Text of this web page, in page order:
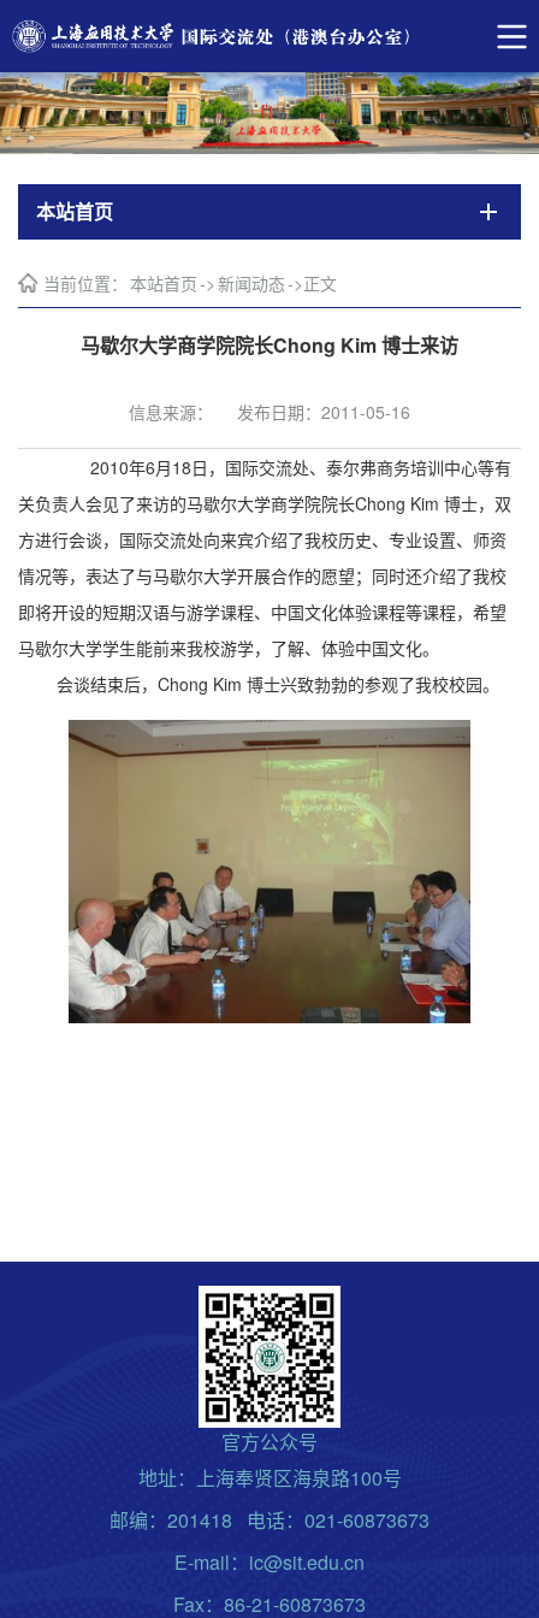
本站首页
当前位置： 本站首页->新闻动态->正文
马歇尔大学商学院院长Chong Kim 博士来访
信息来源： 发布日期：2011-05-16
2010年6月18日 ，国际交流处、泰尔弗商务培训中心等有
关负责人会见了来访的马歇尔大学商学院院长Chong Kim 博士，双
方进行会谈，国际交流处向来宾介绍了我校历史、专业设置、师资
情况等，表达了与马歇尔大学开展合作的愿望；同时还介绍了我校
即将开设的短期汉语与游学课程、中国文化体验课程等课程，希望
马歇尔大学学生能前来我校游学，了解、体验中国文化。
会谈结束后， Chong Kim 博士兴致勃勃的参观了我校校园。
官方公众号
地址：上海奉贤区海泉路100号
邮编：201418 电话：021-60873673
E-mail：ic@sit.edu.cn
Fax：86-21-60873673